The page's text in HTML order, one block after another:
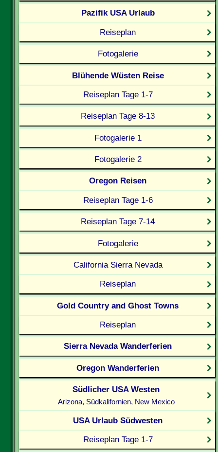
Pazifik USA Urlaub
Reiseplan
Fotogalerie
Blühende Wüsten Reise
Reiseplan Tage 1-7
Reiseplan Tage 8-13
Fotogalerie 1
Fotogalerie 2
Oregon Reisen
Reiseplan Tage 1-6
Reiseplan Tage 7-14
Fotogalerie
California Sierra Nevada
Reiseplan
Gold Country and Ghost Towns
Reiseplan
Sierra Nevada Wanderferien
Oregon Wanderferien
Südlicher USA Westen
Arizona, Südkalifornien, New Mexico
USA Urlaub Südwesten
Reiseplan Tage 1-7